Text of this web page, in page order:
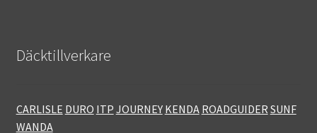
Däcktillverkare
CARLISLE DURO ITP JOURNEY KENDA ROADGUIDER SUNF
WANDA